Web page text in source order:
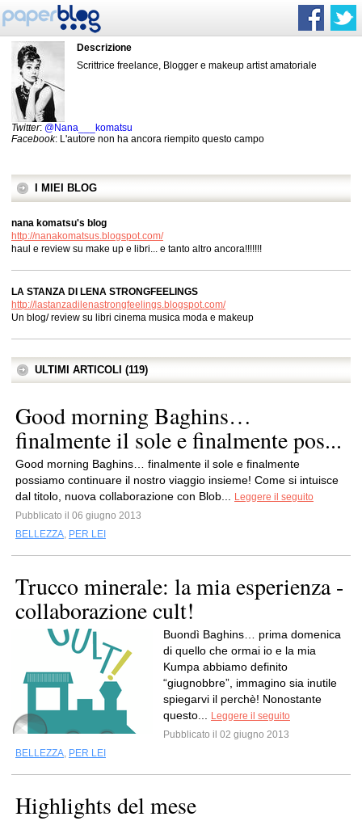
Descrizione
Scrittrice freelance, Blogger e makeup artist amatoriale
Twitter: @Nana___komatsu
Facebook: L'autore non ha ancora riempito questo campo
I MIEI BLOG
nana komatsu's blog
http://nanakomatsus.blogspot.com/
haul e review su make up e libri... e tanto altro ancora!!!!!!!
LA STANZA DI LENA STRONGFEELINGS
http://lastanzadilenastrongfeelings.blogspot.com/
Un blog/ review su libri cinema musica moda e makeup
ULTIMI ARTICOLI (119)
Good morning Baghins…
finalmente il sole e finalmente pos...
Good morning Baghins… finalmente il sole e finalmente
possiamo continuare il nostro viaggio insieme! Come si intuisce
dal titolo, nuova collaborazione con Blob...
Leggere il seguito
Pubblicato il 06 giugno 2013
BELLEZZA, PER LEI
Trucco minerale: la mia esperienza -
collaborazione cult!
Buondì Baghins… prima domenica
di quello che ormai io e la mia
Kumpa abbiamo definito
“giugnobbre”, immagino sia inutile
spiegarvi il perchè! Nonostante
questo...
Leggere il seguito
Pubblicato il 02 giugno 2013
BELLEZZA, PER LEI
Highlights del mese